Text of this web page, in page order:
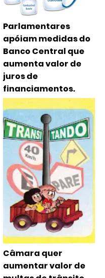
Parlamentares
apóiam medidas do
Banco Central que
aumenta valor de
juros de
financiamentos.
Câmara quer
aumentar valor de